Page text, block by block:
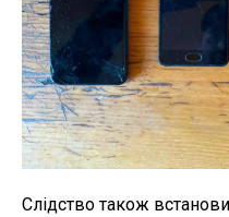
Слідство також